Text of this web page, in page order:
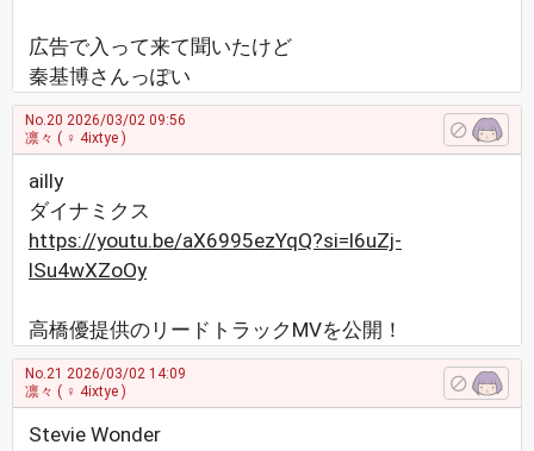
広告で入って来て聞いたけど
秦基博さんっぽい
No.20 2026/03/02 09:56
凛々 ( ♀ 4ixtye )
ailly
ダイナミクス
https://youtu.be/aX6995ezYqQ?si=l6uZj-
lSu4wXZoOy
高橋優提供のリードトラックMVを公開！
No.21 2026/03/02 14:09
凛々 ( ♀ 4ixtye )
Stevie Wonder